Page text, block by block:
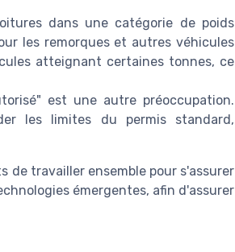
dans une catégorie de poids
les remorques et autres véhicules
atteignant certaines tonnes, ce
est une autre préoccupation.
les limites du permis standard,
de travailler ensemble pour s'assurer
émergentes, afin d'assurer